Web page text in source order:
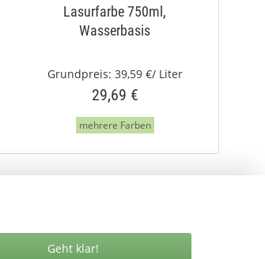
Lasurfarbe 750ml,
Wasserbasis
Grundpreis: 39,59 €/ Liter
29,69 €
mehrere Farben
Geht klar!